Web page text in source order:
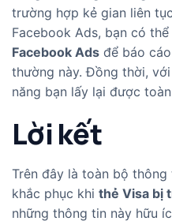
trường hợp kẻ gian liên
Facebook Ads, bạn có thể
Facebook Ads để báo
thường này. Đồng thời,
năng bạn lấy lại được
Lời kết
Trên đây là toàn bộ
khắc phục khi thẻ Visa bị
những thông tin này hữu